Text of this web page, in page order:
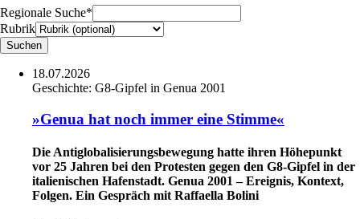
Regionale Suche*
Rubrik
18.07.2026
Geschichte: G8-Gipfel in Genua 2001
»Genua hat noch immer eine Stimme«
Die Antiglobalisierungsbewegung hatte ihren Höhepunkt
vor 25 Jahren bei den Protesten gegen den G8-Gipfel in der
italienischen Hafenstadt. Genua 2001 – Ereignis, Kontext,
Folgen. Ein Gespräch mit Raffaella Bolini